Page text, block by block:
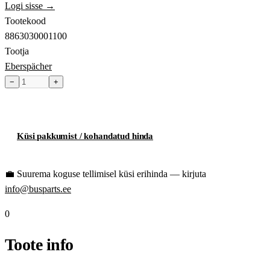
Logi sisse →
Tootekood
8863030001100
Tootja
Eberspächer
− +
Küsi pakkumist / kohandatud hinda
💼 Suurema koguse tellimisel küsi erihinda — kirjuta
info@busparts.ee
0
Toote info